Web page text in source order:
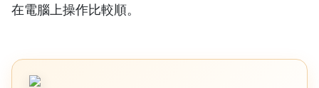
在電腦上操作比較順。